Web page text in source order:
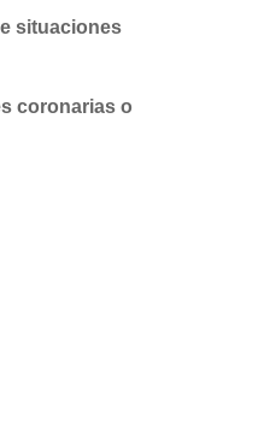
situaciones
coronarias o